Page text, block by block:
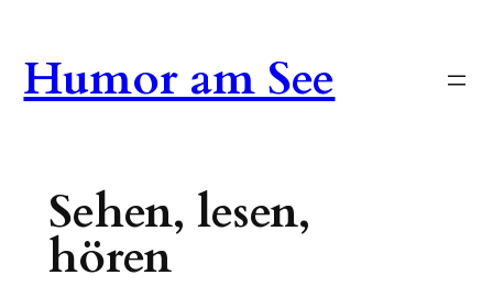
springen
Humor am See
Sehen, lesen,
hören